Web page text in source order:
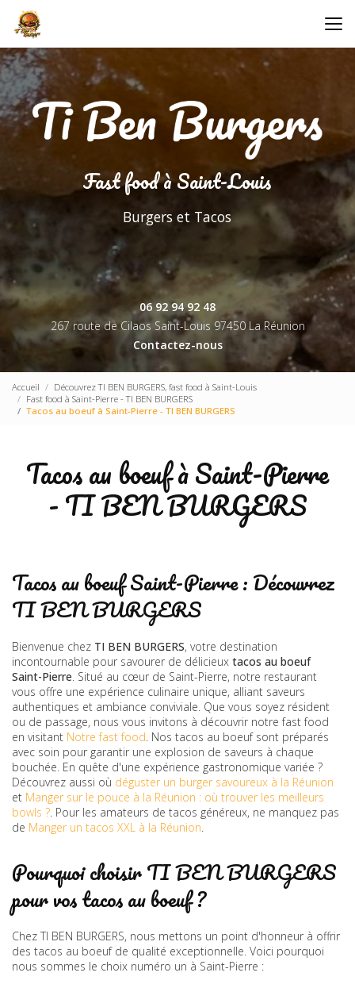
contenu
principal
Fast food à Saint-Louis
Burgers et Tacos
06 92 94 92 48
267 route de Cilaos Saint-Louis 97450 La Réunion
Contactez-nous
Accueil
Découvrez TI BEN BURGERS, fast food à Saint-Louis
Fast food à Saint-Pierre - TI BEN BURGERS
Tacos au boeuf à Saint-Pierre - TI BEN BURGERS
Tacos au boeuf à Saint-Pierre
- TI BEN BURGERS
Tacos au boeuf Saint-Pierre : Découvrez
TI BEN BURGERS
Bienvenue chez TI BEN BURGERS, votre destination
incontournable pour savourer de délicieux tacos au boeuf
Saint-Pierre. Situé au cœur de Saint-Pierre, notre restaurant
vous offre une expérience culinaire unique, alliant saveurs
authentiques et ambiance conviviale. Que vous soyez résident
ou de passage, nous vous invitons à découvrir notre fast food
en visitant Notre fast food. Nos tacos au boeuf sont préparés
avec soin pour garantir une explosion de saveurs à chaque
bouchée. En quête d'une expérience gastronomique variée ?
Découvrez aussi où déguster un burger savoureux à la Réunion
et Manger sur le pouce à la Réunion : où trouver les meilleurs
bowls ?. Pour les amateurs de tacos généreux, ne manquez pas
de Manger un tacos XXL à la Réunion.
Pourquoi choisir TI BEN BURGERS
pour vos tacos au boeuf ?
Chez TI BEN BURGERS, nous mettons un point d'honneur à offrir
des tacos au boeuf de qualité exceptionnelle. Voici pourquoi
nous sommes le choix numéro un à Saint-Pierre :